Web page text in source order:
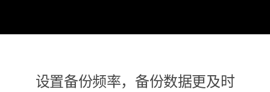
设置备份频率，备份数据更及时